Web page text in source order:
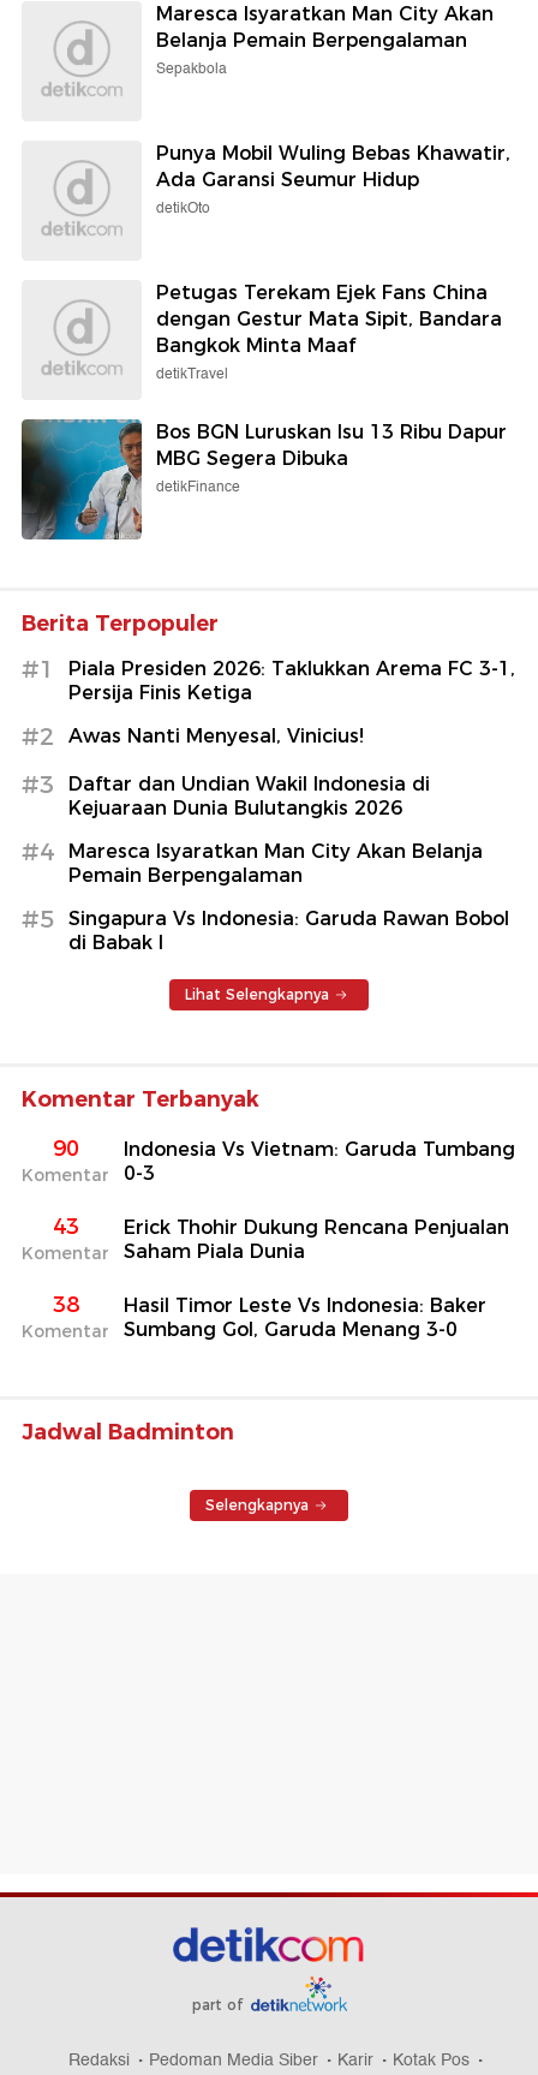
Maresca Isyaratkan Man City Akan
Belanja Pemain Berpengalaman
Sepakbola
Punya Mobil Wuling Bebas Khawatir,
Ada Garansi Seumur Hidup
detikOto
Petugas Terekam Ejek Fans China
dengan Gestur Mata Sipit, Bandara
Bangkok Minta Maaf
detikTravel
Bos BGN Luruskan Isu 13 Ribu Dapur
MBG Segera Dibuka
detikFinance
Berita Terpopuler
#1
Piala Presiden 2026: Taklukkan Arema FC 3-1,
Persija Finis Ketiga
#2 Awas Nanti Menyesal, Vinicius!
#3
Daftar dan Undian Wakil Indonesia di
Kejuaraan Dunia Bulutangkis 2026
#4
Maresca Isyaratkan Man City Akan Belanja
Pemain Berpengalaman
#5
Singapura Vs Indonesia: Garuda Rawan Bobol
di Babak I
Lihat Selengkapnya
Komentar Terbanyak
90
Komentar
Indonesia Vs Vietnam: Garuda Tumbang
0-3
43
Komentar
Erick Thohir Dukung Rencana Penjualan
Saham Piala Dunia
38
Komentar
Hasil Timor Leste Vs Indonesia: Baker
Sumbang Gol, Garuda Menang 3-0
Jadwal Badminton
Selengkapnya
part of
Redaksi Pedoman Media Siber Karir Kotak Pos